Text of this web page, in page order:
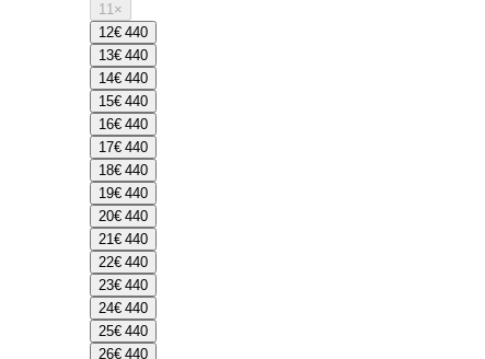
11×
12€ 440
13€ 440
14€ 440
15€ 440
16€ 440
17€ 440
18€ 440
19€ 440
20€ 440
21€ 440
22€ 440
23€ 440
24€ 440
25€ 440
26€ 440